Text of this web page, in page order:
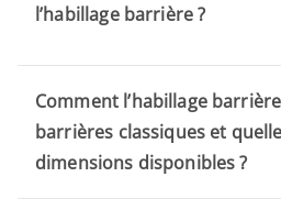
l’habillage barrière ?
Comment l’habillage
barrières classiques et
dimensions disponibles ?